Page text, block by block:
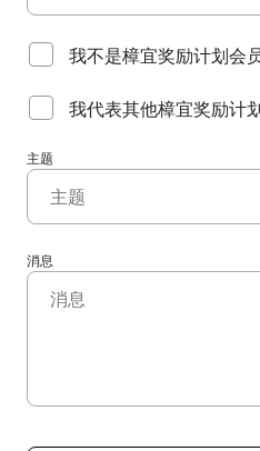
我不是樟宜奖励计划会
我代表其他樟宜奖励计
主题
消息